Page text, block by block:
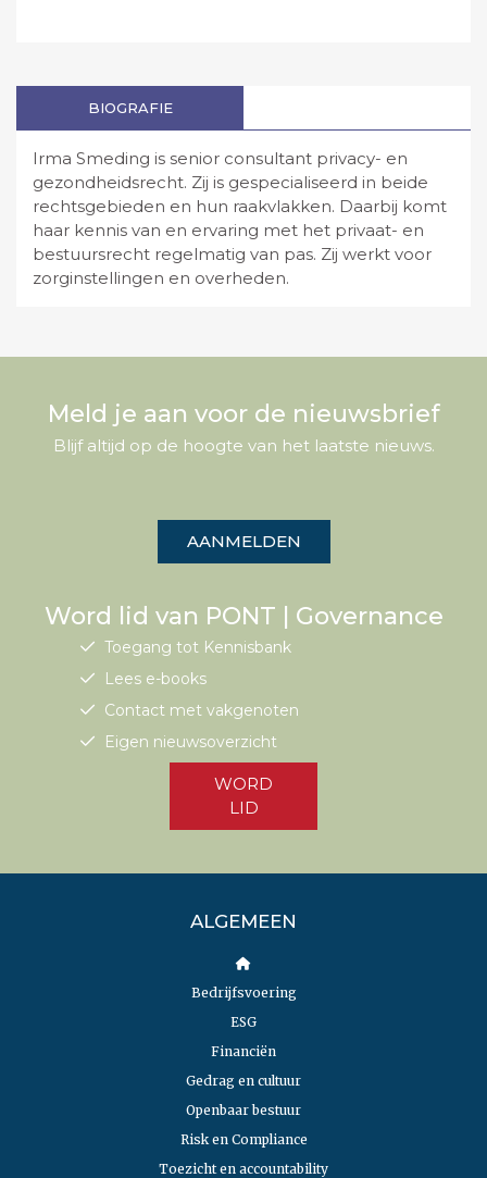
BIOGRAFIE
Irma Smeding is senior consultant privacy- en
gezondheidsrecht. Zij is gespecialiseerd in beide
rechtsgebieden en hun raakvlakken. Daarbij komt
haar kennis van en ervaring met het privaat- en
bestuursrecht regelmatig van pas. Zij werkt voor
zorginstellingen en overheden.
Meld je aan voor de nieuwsbrief
Blijf altijd op de hoogte van het laatste nieuws.
AANMELDEN
Word lid van PONT | Governance
Toegang tot Kennisbank
Lees e-books
Contact met vakgenoten
Eigen nieuwsoverzicht
WORD
LID
ALGEMEEN
Bedrijfsvoering
ESG
Financiën
Gedrag en cultuur
Openbaar bestuur
Risk en Compliance
Toezicht en accountability